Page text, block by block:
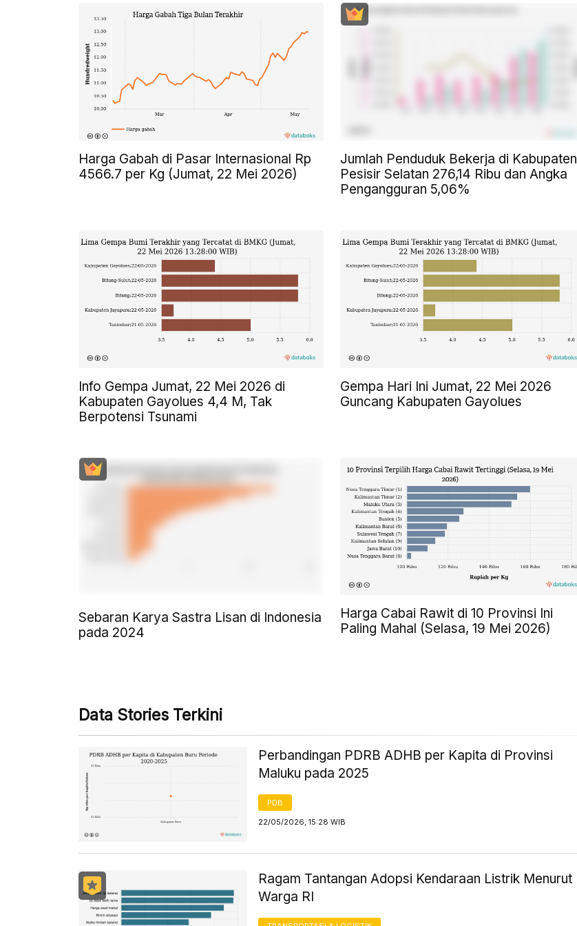
Harga Gabah di Pasar Internasional Rp
4566.7 per Kg (Jumat, 22 Mei 2026)
Jumlah Penduduk Bekerja di Kabupaten
Pesisir Selatan 276,14 Ribu dan Angka
Pengangguran 5,06%
Info Gempa Jumat, 22 Mei 2026 di
Kabupaten Gayolues 4,4 M, Tak
Berpotensi Tsunami
Gempa Hari Ini Jumat, 22 Mei 2026
Guncang Kabupaten Gayolues
Sebaran Karya Sastra Lisan di Indonesia
pada 2024
Harga Cabai Rawit di 10 Provinsi Ini
Paling Mahal (Selasa, 19 Mei 2026)
Data Stories Terkini
Perbandingan PDRB ADHB per Kapita di Provinsi
Maluku pada 2025
PDB
22/05/2026, 15:28 WIB
Ragam Tantangan Adopsi Kendaraan Listrik Menurut
Warga RI